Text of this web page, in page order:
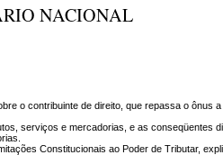
NACIONAL
o contribuinte de direito, que repassa o ônus
serviços e mercadorias, e as conseqüentes
Constitucionais ao Poder de Tributar,